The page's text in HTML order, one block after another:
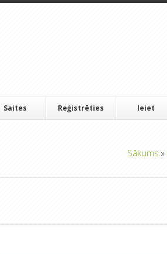
Saites Reģistrēties Ieiet
Sākums »